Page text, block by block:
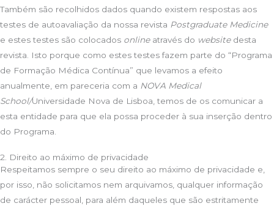
Também são recolhidos dados quando existem respostas aos
testes de autoavaliação da nossa revista Postgraduate Medicine
e estes testes são colocados onlineatravés do websitedesta
revista. Isto porque como estes testes fazem parte do “Programa
de Formação Médica Contínua” que levamos a efeito
anualmente, em pareceria com a NOVA Medical
School/Universidade Nova de Lisboa, temos de os comunicar a
esta entidade para que ela possa proceder à sua inserção dentro
do Programa.
2. Direito ao máximo de privacidade
Respeitamos sempre o seu direito ao máximo de privacidade e,
por isso, não solicitamos nem arquivamos, qualquer informação
de carácter pessoal, para além daqueles que são estritamente